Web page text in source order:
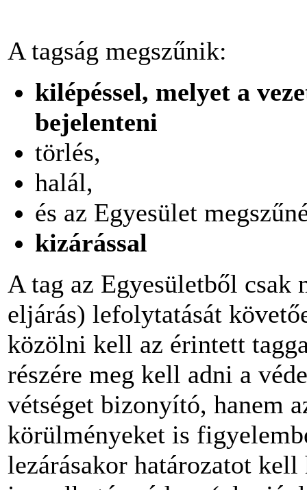
A tagság megszűnik:
kilépéssel, melyet a
bejelenteni
törlés,
halál,
és az Egyesület
kizárással
A tag az Egyesületből
eljárás) lefolytatását
közölni kell az érintett
részére meg kell adni a
vétséget bizonyító, hanem
körülményeket is
lezárásakor határozatot